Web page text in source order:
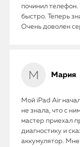
починил телефон.
быстро. Теперь
Очень доволен
Мария
Мой iPad Air
не знала, что с
мастер приехал
диагностику и
аккумулятор. Мне